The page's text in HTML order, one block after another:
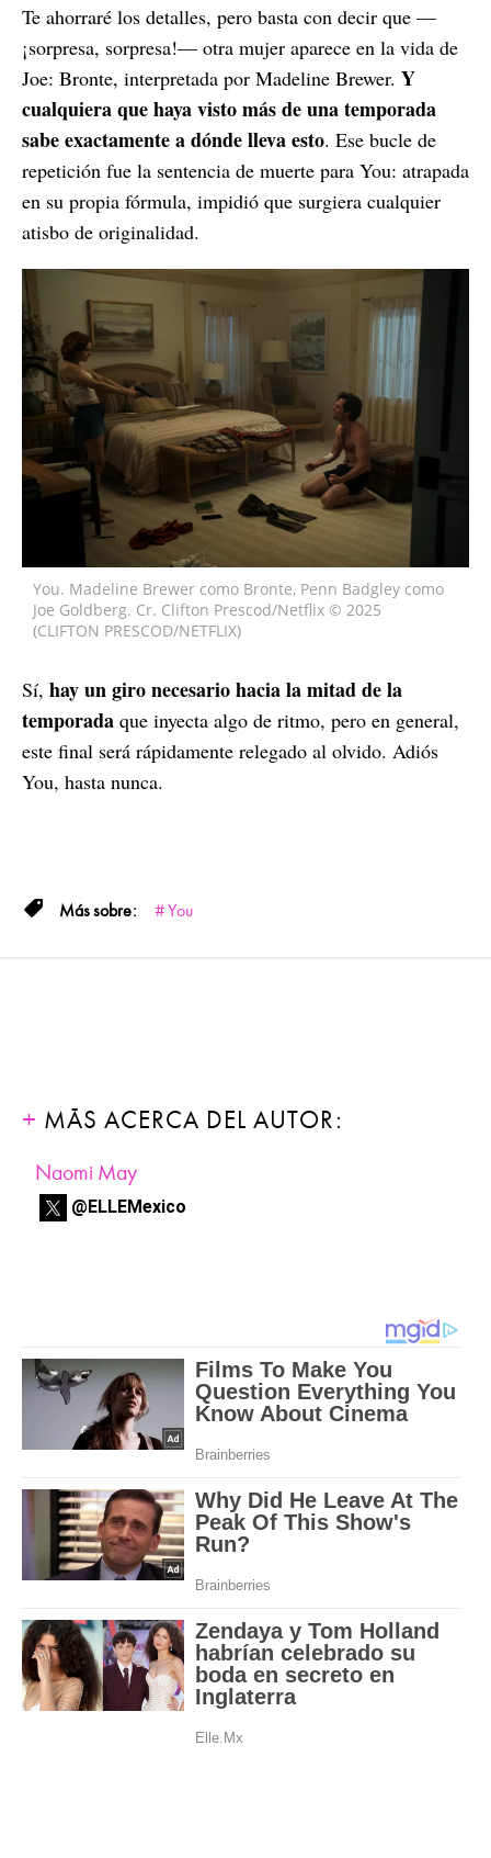
Te ahorraré los detalles, pero basta con decir que —
¡sorpresa, sorpresa!— otra mujer aparece en la vida de
Joe: Bronte, interpretada por Madeline Brewer. Y
cualquiera que haya visto más de una temporada
sabe exactamente a dónde lleva esto. Ese bucle de
repetición fue la sentencia de muerte para You: atrapada
en su propia fórmula, impidió que surgiera cualquier
atisbo de originalidad.
You. Madeline Brewer como Bronte, Penn Badgley como
Joe Goldberg. Cr. Clifton Prescod/Netflix © 2025
(CLIFTON PRESCOD/NETFLIX)
Sí, hay un giro necesario hacia la mitad de la
temporada que inyecta algo de ritmo, pero en general,
este final será rápidamente relegado al olvido. Adiós
You, hasta nunca.
You
MÁS ACERCA DEL AUTOR:
Naomi May
@ELLEMexico